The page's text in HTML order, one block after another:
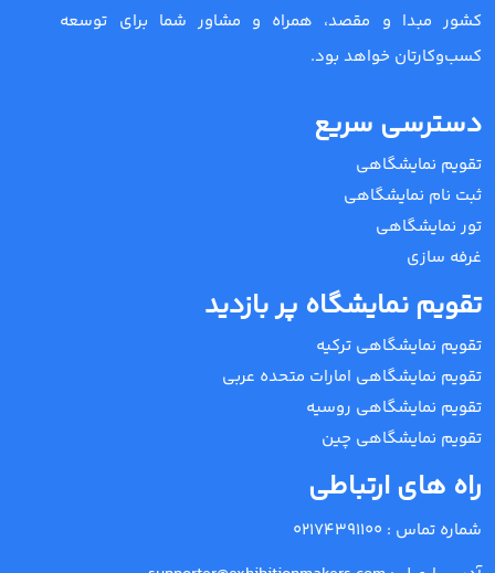
کشور مبدا و مقصد، همراه و مشاور شما برای توسعه
کسب‌وکارتان خواهد بود.
دسترسی سریع
تقویم نمایشگاهی
ثبت نام نمایشگاهی
تور نمایشگاهی
غرفه سازی
تقویم نمایشگاه پر بازدید
تقویم نمایشگاهی ترکیه
تقویم نمایشگاهی امارات متحده عربی
تقویم نمایشگاهی روسیه
تقویم نمایشگاهی چین
راه های ارتباطی
شماره تماس : 02174391100